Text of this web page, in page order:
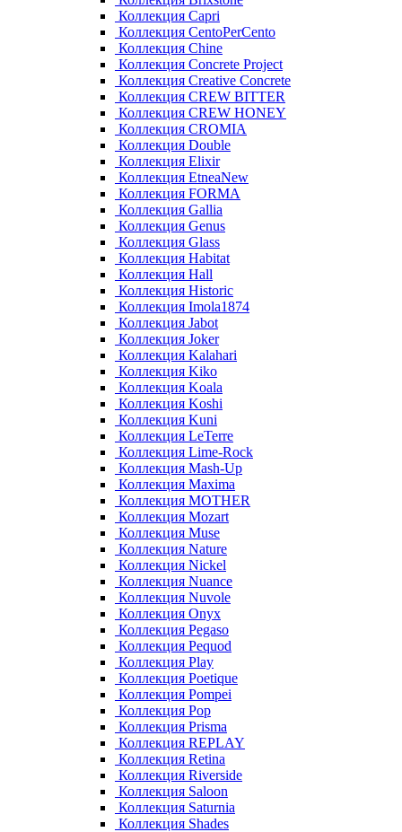
Коллекция Capri
Коллекция CentoPerCento
Коллекция Chine
Коллекция Concrete Project
Коллекция Creative Concrete
Коллекция CREW BITTER
Коллекция CREW HONEY
Коллекция CROMIA
Коллекция Double
Коллекция Elixir
Коллекция EtneaNew
Коллекция FORMA
Коллекция Gallia
Коллекция Genus
Коллекция Glass
Коллекция Habitat
Коллекция Hall
Коллекция Historic
Коллекция Imola1874
Коллекция Jabot
Коллекция Joker
Коллекция Kalahari
Коллекция Kiko
Коллекция Koala
Коллекция Koshi
Коллекция Kuni
Коллекция LeTerre
Коллекция Lime-Rock
Коллекция Mash-Up
Коллекция Maxima
Коллекция MOTHER
Коллекция Mozart
Коллекция Muse
Коллекция Nature
Коллекция Nickel
Коллекция Nuance
Коллекция Nuvole
Коллекция Onyx
Коллекция Pegaso
Коллекция Pequod
Коллекция Play
Коллекция Poetique
Коллекция Pompei
Коллекция Pop
Коллекция Prisma
Коллекция REPLAY
Коллекция Retina
Коллекция Riverside
Коллекция Saloon
Коллекция Saturnia
Коллекция Shades